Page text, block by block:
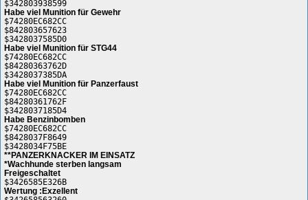
$342803938599
Habe viel Munition für Gewehr
$74280EC682CC
$842803657623
$3428037585D0
Habe viel Munition für STG44
$74280EC682CC
$84280363762D
$3428037385DA
Habe viel Munition für Panzerfaust
$74280EC682CC
$84280361762F
$3428037185D4
Habe Benzinbomben
$74280EC682CC
$8428037F8649
$3428034F75BE
**PANZERKNACKER IM EINSATZ
*Wachhunde sterben langsam
Freigeschaltet
$3426585E326B
Wertung :Exzellent